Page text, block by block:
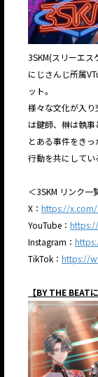
3SKM(スリーエス
にじさんじ所属
ット。
様々な文化が入
は鍵師、榊は執事
とある事件をき
行動を共にしてい
＜3SKM リンク一
X： https://x.com/
YouTube：
Instagram：
TikTok： https://
【BY THE BEAT